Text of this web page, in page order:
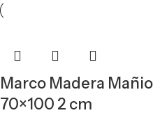
Marco Madera Mañio
70×100 2 cm